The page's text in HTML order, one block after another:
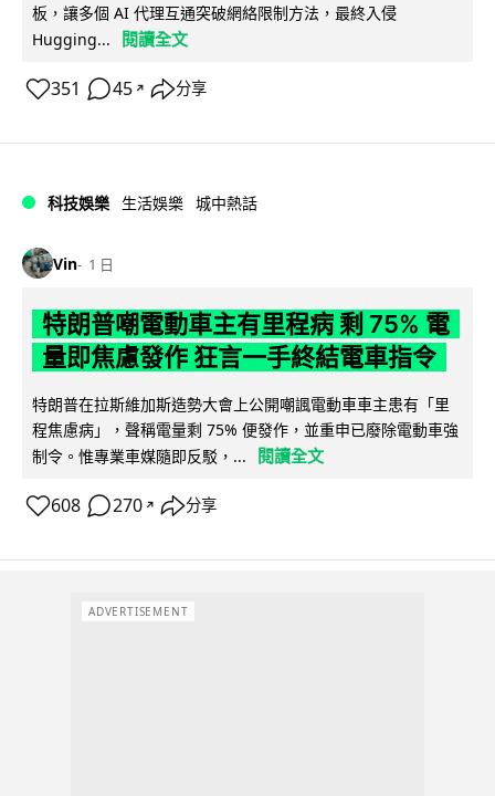
板，讓多個 AI 代理互通突破網絡限制方法，最終入侵
Hugging...
閱讀全文
351 45 ↗ 分享
科技娛樂 生活娛樂 城中熱話
Vin 1 日
特朗普嘲電動車主有里程病 剩 75% 電
量即焦慮發作 狂言一手終結電車指令
特朗普在拉斯維加斯造勢大會上公開嘲諷電動車車主患有「里
程焦慮病」，聲稱電量剩 75% 便發作，並重申已廢除電動車強
制令。惟專業車媒隨即反駁，...
閱讀全文
608 270 ↗ 分享
ADVERTISEMENT